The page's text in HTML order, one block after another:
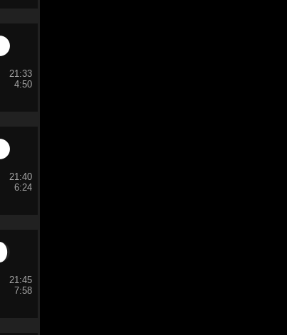
21:33
4:50
21:40
6:24
21:45
7:58